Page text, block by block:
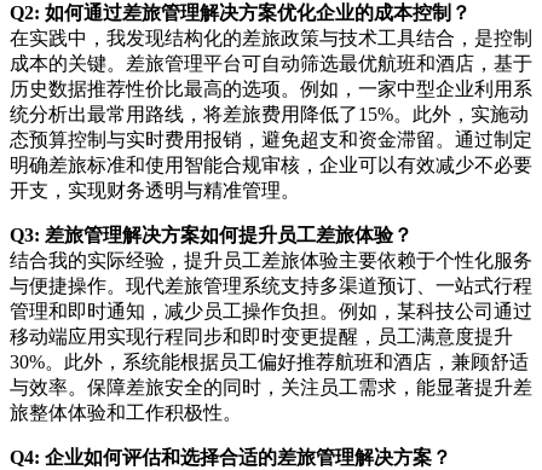
Q2: 如何通过差旅管理解决方案优化企业的成本控制？
在实践中，我发现结构化的差旅政策与技术工具结合，是控制
成本的关键。差旅管理平台可自动筛选最优航班和酒店，基于
历史数据推荐性价比最高的选项。例如，一家中型企业利用系
统分析出最常用路线，将差旅费用降低了15%。此外，实施动
态预算控制与实时费用报销，避免超支和资金滞留。通过制定
明确差旅标准和使用智能合规审核，企业可以有效减少不必要
开支，实现财务透明与精准管理。
Q3: 差旅管理解决方案如何提升员工差旅体验？
结合我的实际经验，提升员工差旅体验主要依赖于个性化服务
与便捷操作。现代差旅管理系统支持多渠道预订、一站式行程
管理和即时通知，减少员工操作负担。例如，某科技公司通过
移动端应用实现行程同步和即时变更提醒，员工满意度提升
30%。此外，系统能根据员工偏好推荐航班和酒店，兼顾舒适
与效率。保障差旅安全的同时，关注员工需求，能显著提升差
旅整体体验和工作积极性。
Q4: 企业如何评估和选择合适的差旅管理解决方案？